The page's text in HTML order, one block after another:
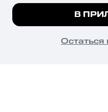
психотропных веществ, их
их незаконный оборот
законодательством
© 2026 ООО «КИОН».
Все права защищены
Мы используем куки,
Подробнее
В
Остаться